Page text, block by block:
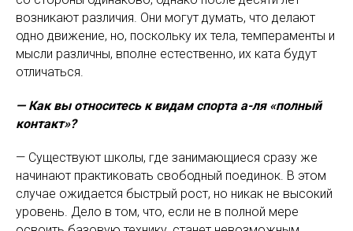
возникают различия. Они могут думать, что делают
одно движение, но, поскольку их тела, темпераменты и
мысли различны, вполне естественно, их ката будут
отличаться.
— Как вы относитесь к видам спорта а-ля «полный
контакт»?
— Существуют школы, где занимающиеся сразу же
начинают практиковать свободный поединок. В этом
случае ожидается быстрый рост, но никак не высокий
уровень. Дело в том, что, если не в полной мере